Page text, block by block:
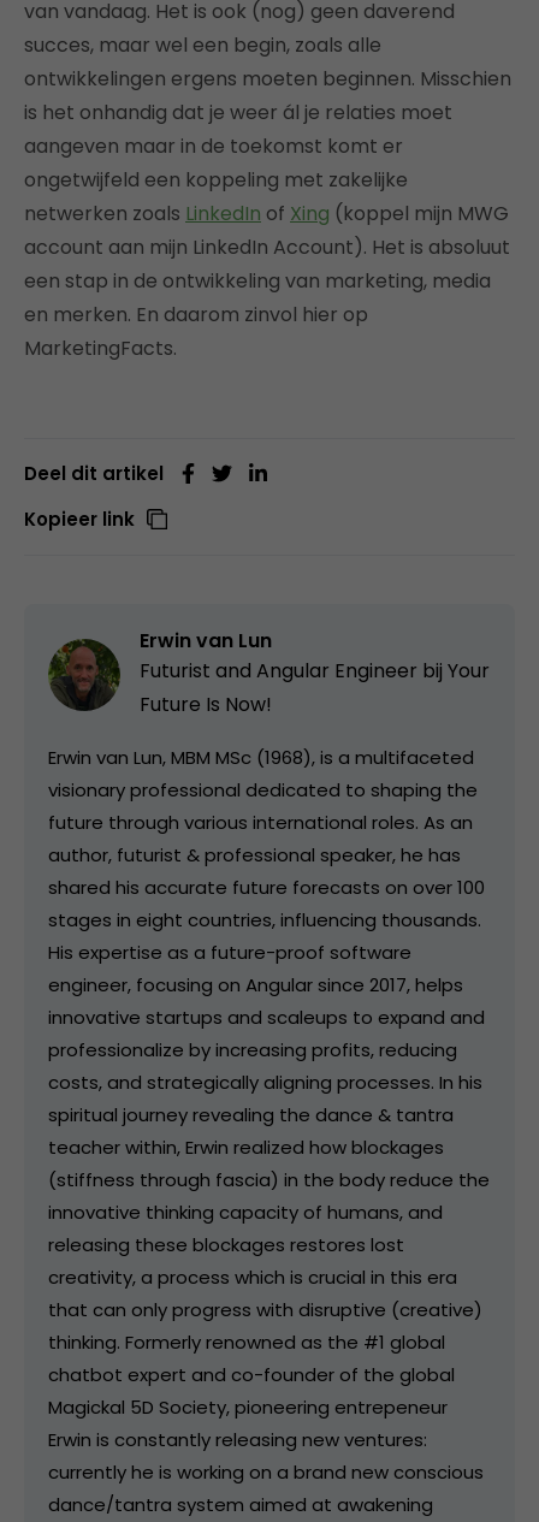
van vandaag. Het is ook (nog) geen daverend
succes, maar wel een begin, zoals alle
ontwikkelingen ergens moeten beginnen. Misschien
is het onhandig dat je weer ál je relaties moet
aangeven maar in de toekomst komt er
ongetwijfeld een koppeling met zakelijke
netwerken zoals LinkedIn of Xing (koppel mijn MWG
account aan mijn LinkedIn Account). Het is absoluut
een stap in de ontwikkeling van marketing, media
en merken. En daarom zinvol hier op
MarketingFacts.
Deel dit artikel
Kopieer link
Erwin van Lun
Futurist and Angular Engineer bij Your
Future Is Now!
Erwin van Lun, MBM MSc (1968), is a multifaceted
visionary professional dedicated to shaping the
future through various international roles. As an
author, futurist & professional speaker, he has
shared his accurate future forecasts on over 100
stages in eight countries, influencing thousands.
His expertise as a future-proof software
engineer, focusing on Angular since 2017, helps
innovative startups and scaleups to expand and
professionalize by increasing profits, reducing
costs, and strategically aligning processes. In his
spiritual journey revealing the dance & tantra
teacher within, Erwin realized how blockages
(stiffness through fascia) in the body reduce the
innovative thinking capacity of humans, and
releasing these blockages restores lost
creativity, a process which is crucial in this era
that can only progress with disruptive (creative)
thinking. Formerly renowned as the #1 global
chatbot expert and co-founder of the global
Magickal 5D Society, pioneering entrepeneur
Erwin is constantly releasing new ventures:
currently he is working on a brand new conscious
dance/tantra system aimed at awakening